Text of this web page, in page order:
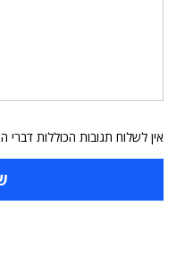
אין לשלוח תגובות הכוללות